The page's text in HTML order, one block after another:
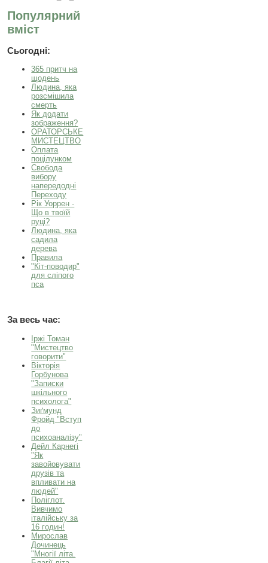
Популярний
вміст
Сьогодні:
365 притч на
щодень
Людина, яка
розсмішила
смерть
Як додати
зображення?
ОРАТОРСЬКЕ
МИСТЕЦТВО
Оплата
поцілунком
Свобода
вибору
напередодні
Переходу
Рік Уоррен -
Що в твоїй
руці?
Людина, яка
садила
дерева
Правила
"Кіт-поводир"
для сліпого
пса
За весь час:
Іржі Томан
"Мистецтво
говорити"
Вікторія
Горбунова
"Записки
шкільного
психолога"
Зиґмунд
Фройд "Вступ
до
психоаналізу"
Дейл Карнегі
"Як
завойовувати
друзів та
впливати на
людей"
Поліглот.
Вивчимо
італійську за
16 годин!
Мирослав
Дочинець
"Многії літа.